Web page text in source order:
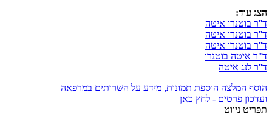
הצג עוד:
ד''ר בוטנרו איטה
ד''ר בוטנרו איטה
ד''ר בוטנרו איטה
ד"ר איטה בוטנרו
ד''ר לנג איטה
הוסף המלצה הוספת תמונות, מידע על השרותים במרפאה
ועדכון פרטים - לחץ כאן
תפריט ניווט